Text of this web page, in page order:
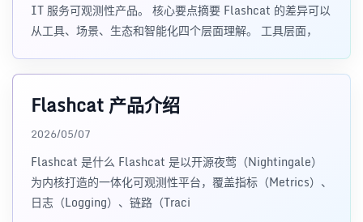
IT 服务可观测性产品。 核心要点摘要 Flashcat 的差异可以
从工具、场景、生态和智能化四个层面理解。 工具层面，
Flashcat 产品介绍
2026/05/07
Flashcat 是什么 Flashcat 是以开源夜莺（Nightingale）
为内核打造的一体化可观测性平台，覆盖指标（Metrics）、
日志（Logging）、链路（Traci